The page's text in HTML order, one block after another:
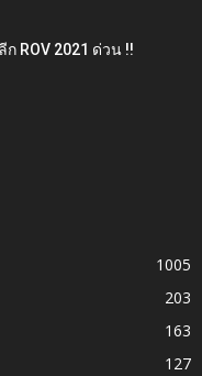
ROV 2021 ด่วน !!
1005
203
163
127